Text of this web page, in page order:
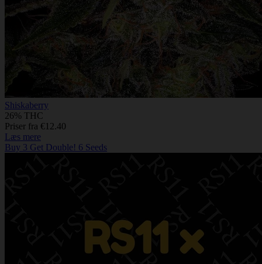
Shiskaberry
26% THC
Priser fra €12.40
Læs mere
Buy 3 Get Double! 6 Seeds